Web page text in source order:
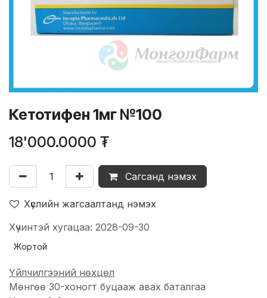
Кетотифен 1мг №100
18'000.0000 ₮
Сагсанд нэмэх
Хүслийн жагсаалтанд нэмэх
Хүчинтэй хугацаа: 2028-09-30
Жортой
Үйлчилгээний нөхцөл
Мөнгөө 30-хоногт буцааж авах баталгаа